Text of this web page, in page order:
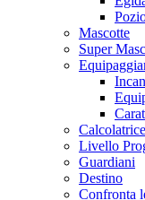
Mascotte
Super
Livello
Guardiani
Destino
Confronta